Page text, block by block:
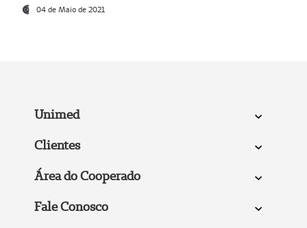
04 de Maio de 2021
Unimed
Clientes
Área do Cooperado
Fale Conosco